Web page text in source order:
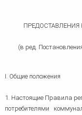
(в ред.
I. Общие положения
1. Настоящие Правила
потребителями